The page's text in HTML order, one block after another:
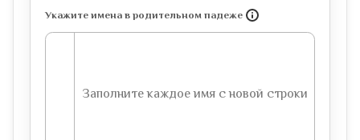
Укажите имена в родительном падеже